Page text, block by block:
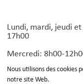
Nous utilisons des cookies
notre site Web.
Lundi, mardi, jeudi
17h00
Mercredi: 8h00-